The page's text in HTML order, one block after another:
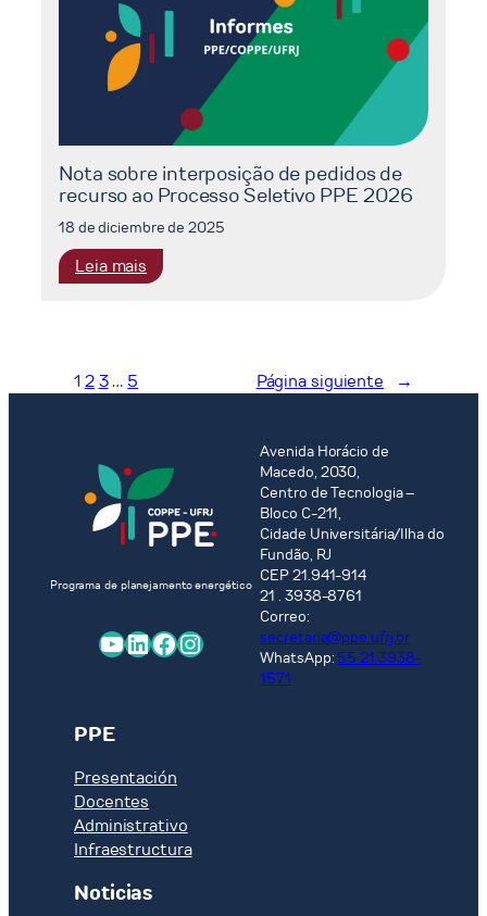
Reconsideração
Processo
Seletivo
2026
Nota sobre interposição de pedidos de
recurso ao Processo Seletivo PPE 2026
18 de diciembre de 2025
Leia mais
Nota
Processo
Seletivo
PPE
2026
1 23… 5 Página siguiente →
Programa de planejamento energético
YouTube LinkedIn Facebook Instagram
Avenida Horácio de
Macedo, 2030,
Centro de Tecnologia –
Bloco C-211,
Cidade Universitária/Ilha do
Fundão, RJ
CEP 21.941-914
21 . 3938-8761
Correo:
secretaria@ppe.ufrj.br
WhatsApp: 55 21 3938-
1571
PPE
Presentación
Docentes
Administrativo
Infraestructura
Noticias